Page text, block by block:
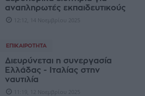
αναπληρωτές εκπαιδευτικούς
12:12, 14 Νοεμβρίου 2025
ΕΠΙΚΑΙΡΌΤΗΤΑ
Διευρύνεται η συνεργασία
Ελλάδας - Ιταλίας στην
ναυτιλία
11:19, 12 Νοεμβρίου 2025